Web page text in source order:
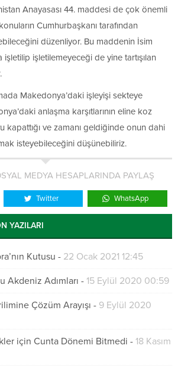
Anayasası 44. maddesi de çok önemli
Cumhurbaşkanı tarafından
düzenliyor. Bu maddenin İsim
işletilip işletilemeyeceği de yine tartışılan
Makedonya’daki işleyişi sekteye
anlaşma karşıtlarının eline koz
kapattığı ve zamanı geldiğinde onun dahi
isteyebileceğini düşünebiliriz.
MEDYA HESAPLARINDA PAYLAŞ
Twitter WhatsApp
YAZILARI
Kutusu - 22 Ocak 2021 12:45
Akdeniz Adımları - 15 Eylül 2020 00:59
Çözüm Arayışı - 9 Eylül 2020
için Cunta Dönemi Bitmedi - 18 Kasım